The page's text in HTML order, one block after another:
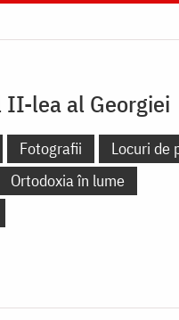
lea al Georgiei
Fotografii
Locuri de
Ortodoxia în lume